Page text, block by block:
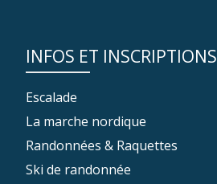
INFOS ET INSCRIPTIONS
Escalade
La marche nordique
Randonnées & Raquettes
Ski de randonnée